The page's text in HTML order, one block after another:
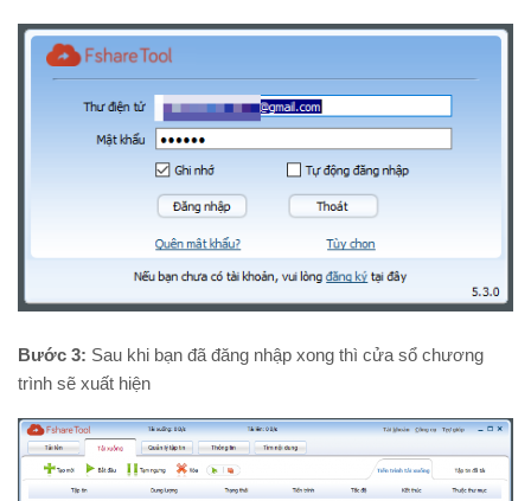
Bước 3: Sau khi bạn đã đăng nhập xong thì cửa sổ chương
trình sẽ xuất hiện